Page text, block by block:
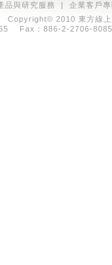
品與研究服務 | 企業客戶
Copyright© 2010 東方線
Fax：886-2-2706-